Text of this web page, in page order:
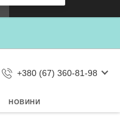
Дозволити
×
+380 (67) 360-81-98
НОВИНИ